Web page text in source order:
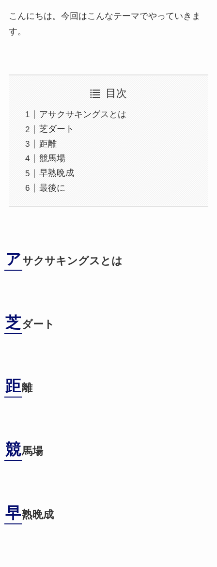
こんにちは。今回はこんなテーマでやっていきま
す。
目次
アサクサキングスとは
芝ダート
距離
競馬場
早熟晩成
最後に
ア サクサキングスとは
芝ダート
距離
競馬場
早熟晩成